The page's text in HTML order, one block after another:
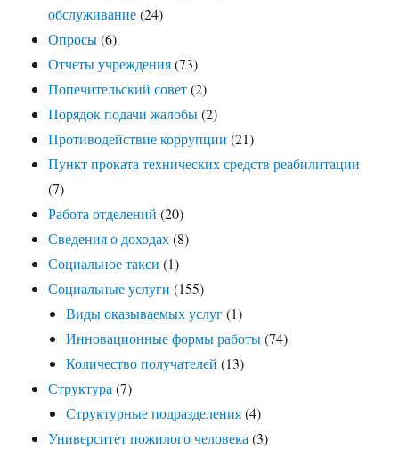
обслуживание(24)
Опросы(6)
Отчеты учреждения(73)
Попечительский совет(2)
Порядок подачи жалобы(2)
Противодействие коррупции (21)
Пункт проката технических средств реабилитации
(7)
Работа отделений (20)
Сведения о доходах(8)
Социальное такси (1)
Социальные услуги (155)
Виды оказываемых услуг(1)
Инновационные формы работы(74)
Количество получателей (13)
Структура(7)
Структурные подразделения(4)
Университет пожилого человека(3)